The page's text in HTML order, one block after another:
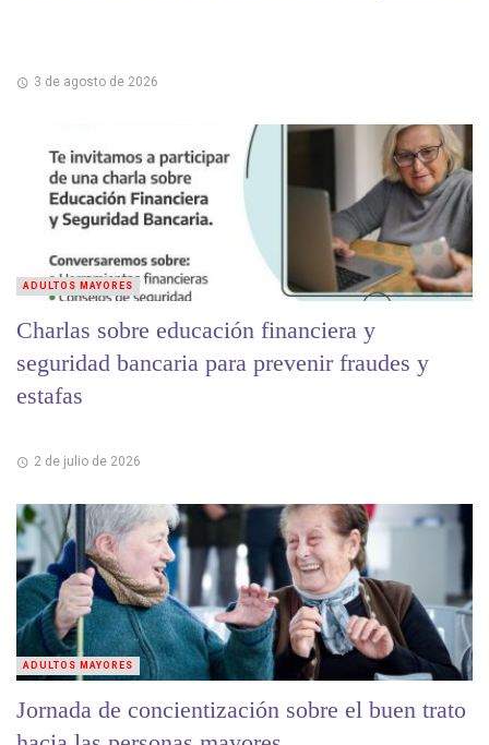
3 de agosto de 2026
Charlas sobre educación financiera y
seguridad bancaria para prevenir fraudes y
estafas
2 de julio de 2026
ADULTOS MAYORES
Jornada de concientización sobre el buen trato
ADULTOS MAYORES